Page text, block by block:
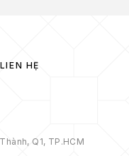
LIÊN HỆ
Q1, TP.HCM